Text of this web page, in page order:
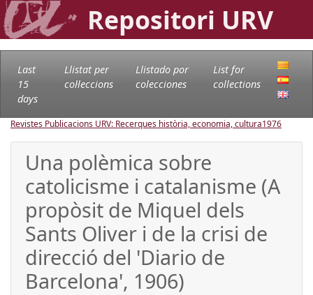
Repositori URV
Last
15
days
Llistat per
col·leccions
Llistado por
colecciones
List for
collections
Revistes Publicacions URV: Recerques història, economia, cultura1976
Una polèmica sobre
catolicisme i catalanisme (A
propòsit de Miquel dels
Sants Oliver i de la crisi de
direcció del 'Diario de
Barcelona', 1906)